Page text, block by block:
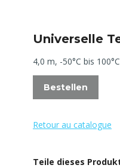
Universelle
4,0 m, -50°C bis
Bestellen
Retour au catalogue
Teile dieses